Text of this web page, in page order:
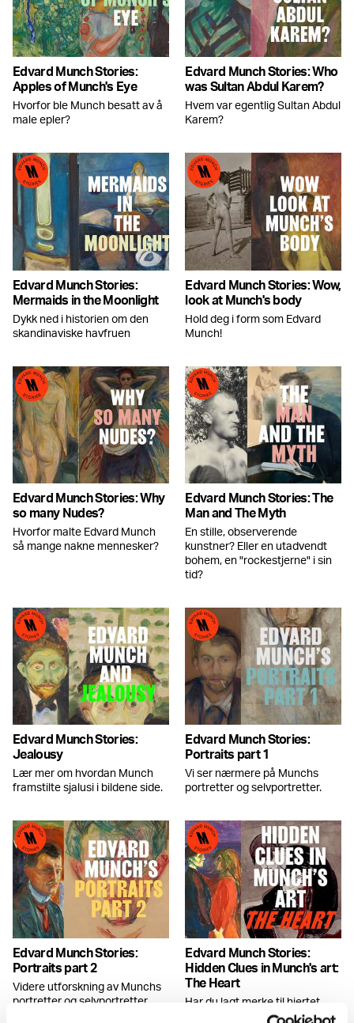
Edvard Munch Stories:
Apples of Munch's Eye
Hvorfor ble Munch besatt av å
male epler?
Edvard Munch Stories: Who
was Sultan Abdul Karem?
Hvem var egentlig Sultan Abdul
Karem?
Edvard Munch Stories:
Mermaids in the Moonlight
Dykk ned i historien om den
skandinaviske havfruen
Edvard Munch Stories: Wow,
look at Munch's body
Hold deg i form som Edvard
Munch⁠!
Edvard Munch Stories: Why
so many Nudes?
Hvorfor malte Edvard Munch
så mange nakne mennesker?
Edvard Munch Stories: The
Man and The Myth
En stille, observerende
kunstner? Eller en utadvendt
bohem, en "rockestjerne" i sin
tid?
Edvard Munch Stories:
Jealousy
Lær mer om hvordan Munch
framstilte sjalusi i bildene side.
Edvard Munch Stories:
Portraits part 1
Vi ser nærmere på Munchs
portretter og selvportretter.
Edvard Munch Stories:
Portraits part 2
Videre utforskning av Munchs
portretter og selvportretter.
Edvard Munch Stories:
Hidden Clues in Munch's art:
The Heart
Har du lagt merke til hjertet
som en symbolsk gjenganger i